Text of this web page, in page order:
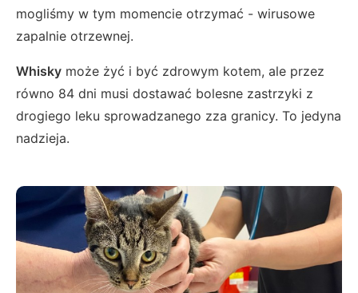
mogliśmy w tym momencie otrzymać - wirusowe
zapalnie otrzewnej.
Whisky może żyć i być zdrowym kotem, ale przez
równo 84 dni musi dostawać bolesne zastrzyki z
drogiego leku sprowadzanego zza granicy. To jedyna
nadzieja.